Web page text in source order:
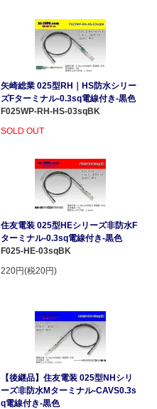
矢崎総業 025型RH｜HS防水シリー
ズFターミナル-0.3sq電線付き-黒色
F025WP-RH-HS-03sqBK
SOLD OUT
住友電装 025型HEシリーズ非防水F
ターミナル-0.3sq電線付き-黒色
F025-HE-03sqBK
220円(税20円)
【後継品】住友電装 025型NHシリ
ーズ非防水Mターミナル-CAVS0.3s
q電線付き-黒色